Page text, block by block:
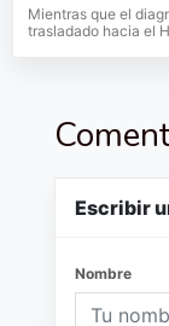
Mientras que el
trasladado hacia el
Escribir
Nombre